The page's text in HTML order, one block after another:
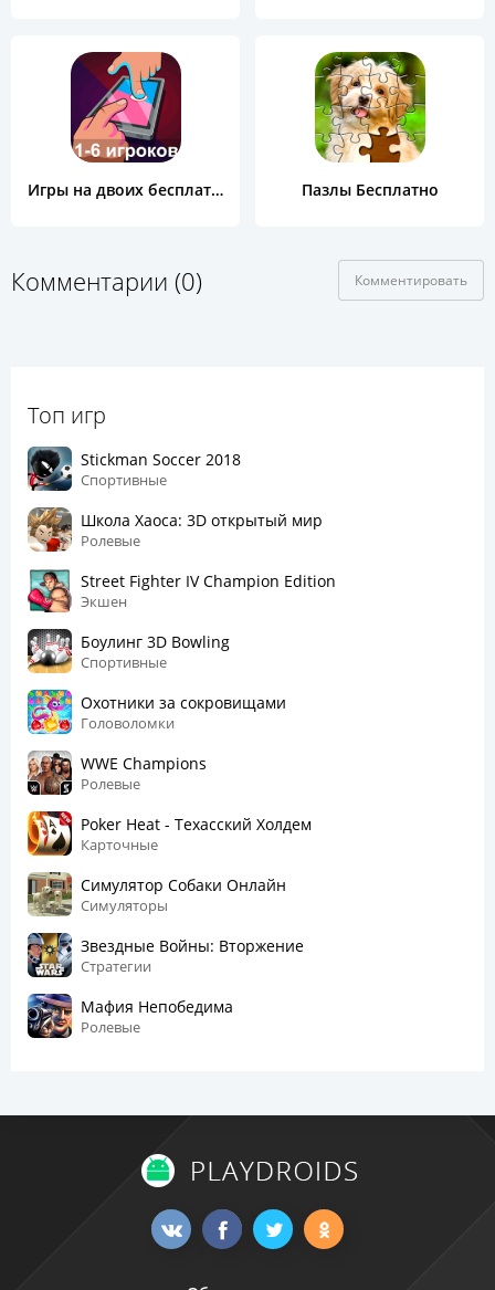
Игры на двоих бесплатно Пазлы Бесплатно
Комментарии (0) Комментировать
Топ игр
Stickman Soccer 2018
Спортивные
Школа Хаоса: 3D открытый мир
Ролевые
Street Fighter IV Champion Edition
Экшен
Боулинг 3D Bowling
Спортивные
Охотники за сокровищами
Головоломки
WWE Champions
Ролевые
Poker Heat - Техасский Холдем
Карточные
Симулятор Собаки Онлайн
Симуляторы
Звездные Войны: Вторжение
Стратегии
Мафия Непобедима
Ролевые